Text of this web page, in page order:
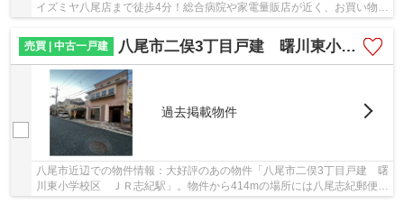
イズミヤ八尾店まで徒歩4分！総合病院や家電量販店が近く、お買い物や
売買 | 中古一戸建
八尾市二俣3丁目戸建 曙川東小学校区 ＪＲ志紀駅
過去掲載物件
八尾市近辺での物件情報：大好評のあの物件「八尾市二俣3丁目戸建 曙
川東小学校区 ＪＲ志紀駅」。物件から414mの場所には八尾志紀郵便局